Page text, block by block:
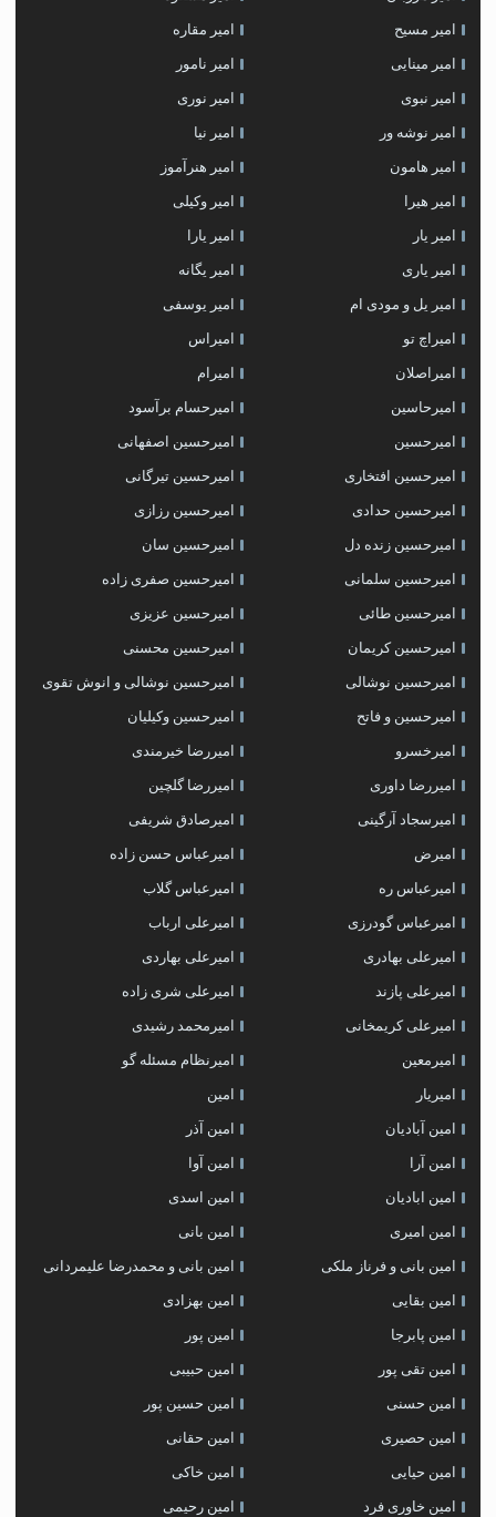
امیر مسیح امیر مقاره
امیر مینایی امیر نامور
امیر نبوی امیر نوری
امیر نوشه ور امیر نیا
امیر هامون امیر هنرآموز
امیر هیرا امیر وکیلی
امیر یار امیر یارا
امیر یاری امیر یگانه
امیر یل و مودی ام امیر یوسفی
امیراچ تو امیراس
امیراصلان امیرام
امیرحاسین امیرحسام برآسود
امیرحسین امیرحسین اصفهانی
امیرحسین افتخاری امیرحسین تیرگانی
امیرحسین حدادی امیرحسین رزازی
امیرحسین زنده دل امیرحسین سان
امیرحسین سلمانی امیرحسین صفری زاده
امیرحسین طائی امیرحسین عزیزی
امیرحسین کریمان امیرحسین محسنی
امیرحسین نوشالی امیرحسین نوشالی و انوش تقوی
امیرحسین و فاتح امیرحسین وکیلیان
امیرخسرو امیررضا خیرمندی
امیررضا داوری امیررضا گلچین
امیرسجاد آرگینی امیرصادق شریفی
امیرض امیرعباس حسن زاده
امیرعباس ره امیرعباس گلاب
امیرعباس گودرزی امیرعلی ارباب
امیرعلی بهادری امیرعلی بهاردی
امیرعلی پازند امیرعلی شری زاده
امیرعلی کریمخانی امیرمحمد رشیدی
امیرمعین امیرنظام مسئله گو
امیریار امین
امین آبادیان امین آذر
امین آرا امین آوا
امین ابادیان امین اسدی
امین امیری امین بانی
امین بانی و فرناز ملکی امین بانی و محمدرضا علیمردانی
امین بقایی امین بهزادی
امین پابرجا امین پور
امین تقی پور امین حبیبی
امین حسنی امین حسین پور
امین حصیری امین حقانی
امین حیایی امین خاکی
امین خاوری فرد امین رحیمی